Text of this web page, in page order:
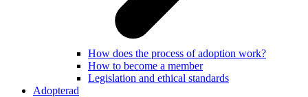
How does the process of adoption work?
How to become a member
Legislation and ethical standards
Adopterad